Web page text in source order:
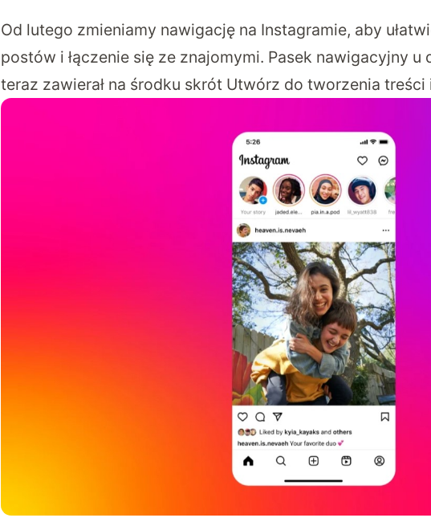
Od lutego zmieniamy nawigację na Instagramie, aby
postów i łączenie się ze znajomymi. Pasek nawigacyjny u
teraz zawierał na środku skrót Utwórz do tworzenia